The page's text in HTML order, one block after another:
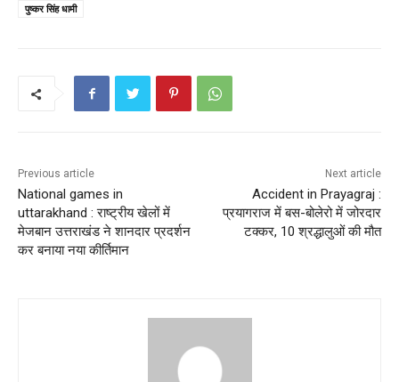
पुष्कर सिंह धामी
Previous article
National games in
uttarakhand : राष्ट्रीय खेलों में
मेजबान उत्तराखंड ने शानदार प्रदर्शन
कर बनाया नया कीर्तिमान
Next article
Accident in Prayagraj :
प्रयागराज में बस-बोलेरो में जोरदार
टक्‍कर, 10 श्रद्धालुओं की मौत